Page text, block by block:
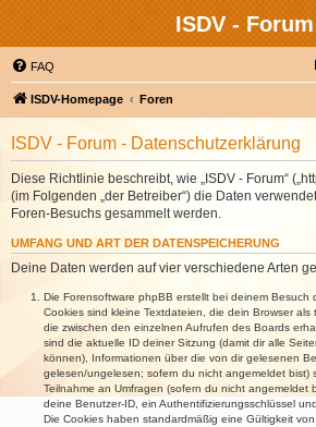
ISDV - Forum
FAQ
ISDV-Homepage Foren
ISDV - Forum - Datenschutzerklärung
Diese Richtlinie beschreibt, wie „ISDV - Forum“
(im Folgenden „der Betreiber“) die Daten
Foren-Besuchs gesammelt werden.
UMFANG UND ART DER DATENSPEICHERUNG
Deine Daten werden auf vier verschiedene Arten
Die Forensoftware phpBB erstellt bei deinem Besuch
Cookies sind kleine Textdateien, die dein Browser
die zwischen den einzelnen Aufrufen des Boards
sind die aktuelle ID deiner Sitzung (damit dir alle
können), Informationen über die von dir gelesenen
gelesen/ungelesen; sofern du nicht angemeldet bist)
Teilnahme an Umfragen (sofern du nicht angemeldet
deine Benutzer-ID, ein Authentifizierungsschlüssel
Die Cookies haben standardmäßig eine Gültigkeit